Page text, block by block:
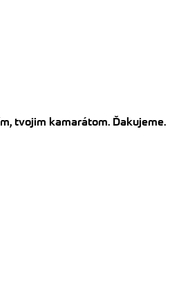
tvojim kamarátom. Ďakujeme.